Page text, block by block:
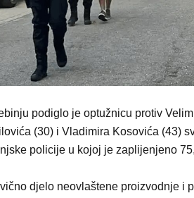
podiglo je optužnicu protiv
(30) i Vladimira Kosovića (43)
policije u kojoj je zaplijenjeno
djelo neovlaštene proizvodnje i